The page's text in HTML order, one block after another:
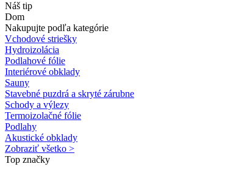
Náš tip
Dom
Nakupujte podľa kategórie
Vchodové striešky
Hydroizolácia
Podlahové fólie
Interiérové obklady
Sauny
Stavebné puzdrá a skryté zárubne
Schody a výlezy
Termoizolačné fólie
Podlahy
Akustické obklady
Zobraziť všetko >
Top značky